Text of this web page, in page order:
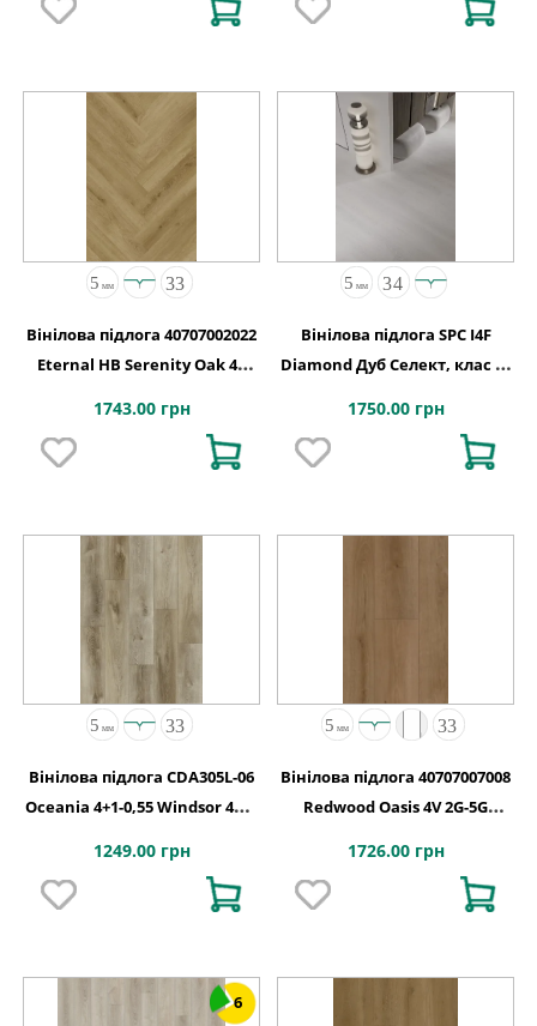
Вінілова підлога 40707002022
Eternal HB Serenity Oak 4V
1743.00 грн
Вінілова підлога SPC I4F
Diamond Дуб Селект, клас 34
1750.00 грн
Вінілова підлога CDA305L-06
Oceania 4+1-0,55 Windsor 4MV
1249.00 грн
Вінілова підлога 40707007008
Redwood Oasis 4V 2G-5G
1726.00 грн
6